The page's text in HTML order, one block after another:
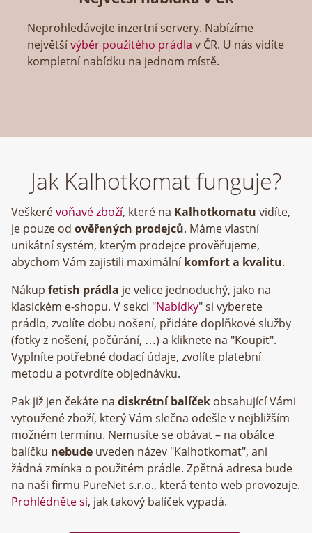
Neprohledávejte inzertní servery. Nabízíme
největšívýběr použitého prádla v ČR. U nás vidíte
kompletní nabídku na jednom místě.
Jak Kalhotkomat funguje?
Veškerévoňavé zboží, které na Kalhotkomatu vidíte,
je pouze od ověřených prodejců. Máme vlastní
unikátní systém, kterým prodejce prověřujeme,
abychom Vám zajistili maximálníkomfort a kvalitu.
Nákup fetish prádla je velice jednoduchý, jako na
klasickém e-shopu. V sekci "Nabídky" si vyberete
prádlo, zvolíte dobu nošení, přidáte doplňkové služby
(fotky z nošení, počůrání, …) a kliknete na "Koupit".
Vyplníte potřebné dodací údaje, zvolíte platební
metodu a potvrdíte objednávku.
Pak již jen čekáte na diskrétní balíček obsahující Vámi
vytoužené zboží, který Vám slečna odešle v nejbližším
možném termínu. Nemusíte se obávat – na obálce
balíčku nebude uveden název "Kalhotkomat", ani
žádná zmínka o použitém prádle. Zpětná adresa bude
na naši firmu
, která tento web provozuje.
Prohlédněte si, jak takový balíček vypadá.